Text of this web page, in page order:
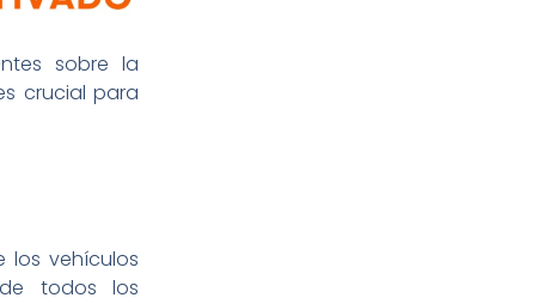
sobre la
crucial para
los vehículos
todos los